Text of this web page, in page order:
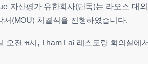
자산평가 유한회사(단독)는 라오스 대
(MOU) 체결식을 진행하였습니다.
오전 11시, Tham Lai 레스토랑 회의실